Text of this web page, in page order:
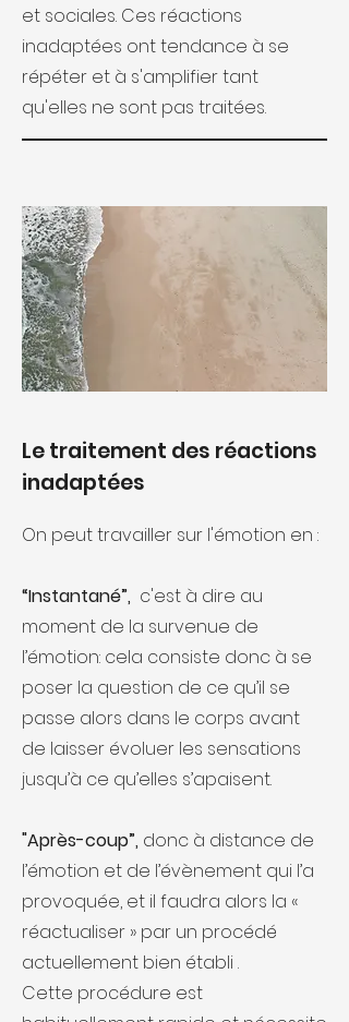
et sociales. Ces réactions
inadaptées ont tendance à se
répéter et à s'amplifier tant
qu'elles ne sont pas traitées.
Le traitement des réactions
inadaptées
On peut travailler sur l'émotion en :
“Instantané”, c'est à dire au
moment de la survenue de
l’émotion: cela consiste donc à se
poser la question de ce qu’il se
passe alors dans le corps avant
de laisser évoluer les sensations
jusqu’à ce qu’elles s’apaisent.
"Après-coup”, donc à distance de
l’émotion et de l’évènement qui l’a
provoquée, et il faudra alors la «
réactualiser » par un procédé
actuellement bien établi .
Cette procédure est